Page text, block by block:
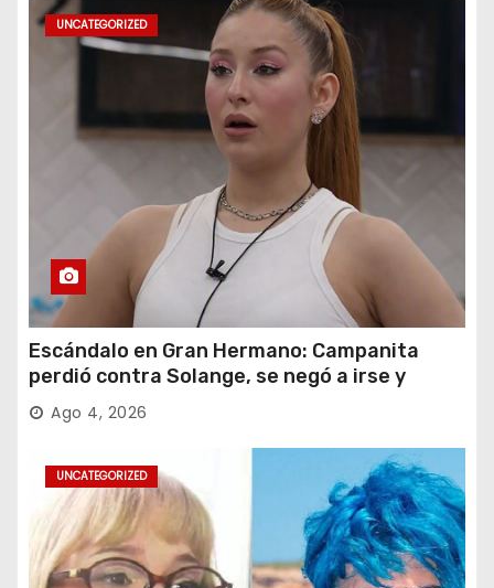
UNCATEGORIZED
Escándalo en Gran Hermano: Campanita
perdió contra Solange, se negó a irse y
desafió al Big
Ago 4, 2026
UNCATEGORIZED